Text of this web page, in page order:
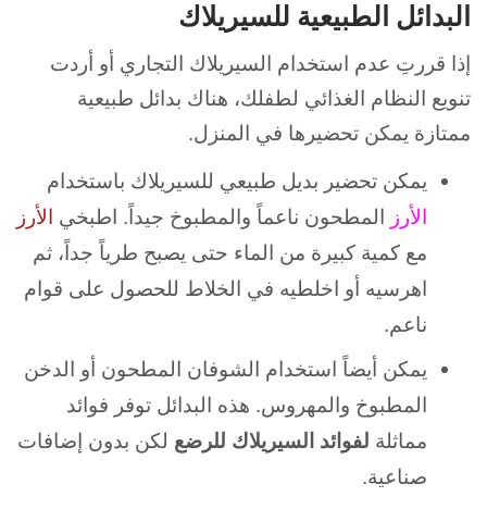
البدائل الطبيعية للسيريلاك
إذا قررتِ عدم استخدام السيريلاك التجاري أو أردت
تنويع النظام الغذائي لطفلك، هناك بدائل طبيعية
ممتازة يمكن تحضيرها في المنزل.
يمكن تحضير بديل طبيعي للسيريلاك باستخدام
الأرز المطحون ناعماً والمطبوخ جيداً. اطبخي الأرز
مع كمية كبيرة من الماء حتى يصبح طرياً جداً، ثم
اهرسيه أو اخلطيه في الخلاط للحصول على قوام
ناعم.
يمكن أيضاً استخدام الشوفان المطحون أو الدخن
المطبوخ والمهروس. هذه البدائل توفر فوائد
مماثلة لفوائد السيريلاك للرضع لكن بدون إضافات
صناعية.